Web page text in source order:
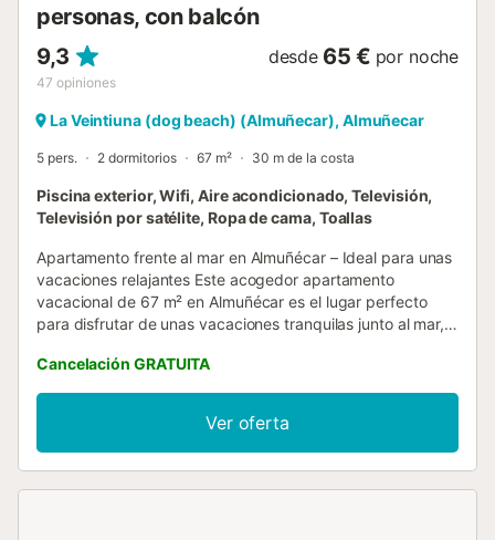
personas, con balcón
9,3
47 opiniones
desde 65 € por noche
La Veintiuna (dog beach) (Almuñecar), Almuñecar
5 pers. 2 dormitorios 67 m² 30 m de la costa
Piscina exterior, Wifi, Aire acondicionado, Televisión,
Televisión por satélite, Ropa de cama, Toallas
Apartamento frente al mar en Almuñécar – Ideal para unas
vacaciones relajantes Este acogedor apartamento
vacacional de 67 m² en Almuñécar es el lugar perfecto
para disfrutar de unas vacaciones tranquilas junto al mar,
alojamiento cuenta con: • Sala de estar con sofá cama
para 1 persona • Cocina bien equipada para preparar tus
comidas con facilidad • 2 dormitorios: o Dormitorio 1: 2
camas individuales o Dormitorio 2: 1 cama queen-size • 1
baño completo El apartamento tiene capacidad para hasta
Cancelación GRATUITA
Ver oferta